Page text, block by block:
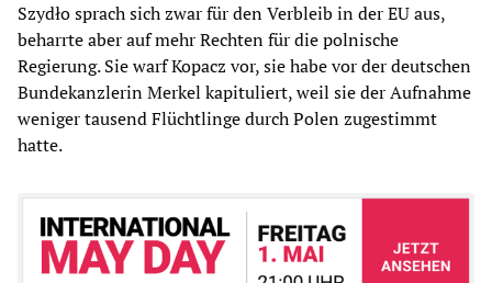
Szydło sprach sich zwar für den Verbleib in der EU aus,
beharrte aber auf mehr Rechten für die polnische
Regierung. Sie warf Kopacz vor, sie habe vor der deutschen
Bundekanzlerin Merkel kapituliert, weil sie der Aufnahme
weniger tausend Flüchtlinge durch Polen zugestimmt
hatte.